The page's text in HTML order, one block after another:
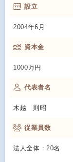
設立
2004年6月
資本金
1000万円
代表者名
木越 則昭
従業員数
法人全体：20名